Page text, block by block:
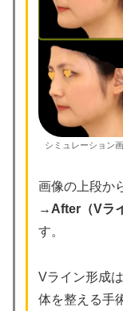
シミュレーション
画像の上段か
→ After（Vラ
す。
Vライン形成
体を整える手